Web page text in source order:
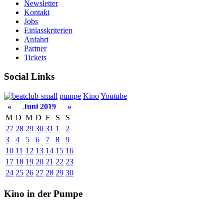
Newsletter
Kontakt
Jobs
Einlasskriterien
Anfahrt
Partner
Tickets
Social Links
pumpe KinoYoutube
«
Juni 2019
»
M D M D F S
S
27 28 29 30 31 1
2
3
4 5 6 7 8
9
10 11 12 13 14 15 16
17 18 19 20 21 22 23
24 25 26 27 28 29 30
Kino in der Pumpe